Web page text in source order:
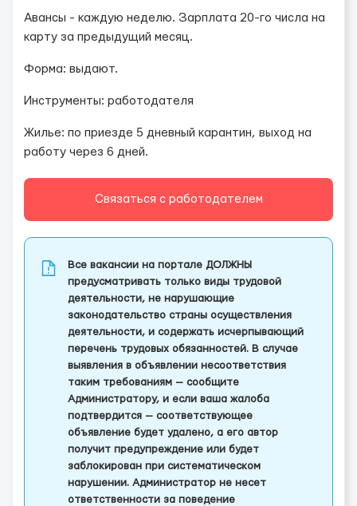
Авансы - каждую неделю. Зарплата 20-го числа на
карту за предыдущий месяц.
Форма: выдают.
Инструменты: работодателя
Жилье: по приезде 5 дневный карантин, выход на
работу через 6 дней.
Связаться с работодателем
Все вакансии на портале ДОЛЖНЫ
предусматривать только виды трудовой
деятельности, не нарушающие
законодательство страны осуществления
деятельности, и содержать исчерпывающий
перечень трудовых обязанностей. В случае
выявления в объявлении несоответствия
таким требованиям — сообщите
Администратору, и если ваша жалоба
подтвердится — соответствующее
объявление будет удалено, а его автор
получит предупреждение или будет
заблокирован при систематическом
нарушении. Администратор не несет
ответственности за поведение